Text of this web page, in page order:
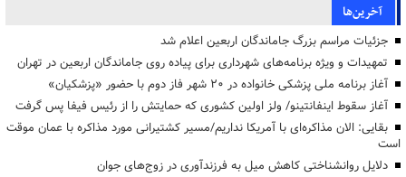
آخرین‌ها
جزئیات مراسم بزرگ جاماندگان اربعین اعلام شد
تمهیدات و ویژه برنامه‌های شهرداری برای پیاده روی جاماندگان اربعین در تهران
آغاز برنامه ملی پزشکی خانواده در ۲۰ شهر فاز دوم با حضور «پزشکیان»
آغاز سقوط اینفانتینو/ ولز اولین کشوری که حمایتش را از رئیس فیفا پس گرفت
بقایی: الان مذاکره‌ای با آمریکا نداریم/مسیر کشتیرانی مورد مذاکره با عمان موقت
است
دلایل روانشناختی کاهش میل به فرزندآوری در زوج‌های جوان